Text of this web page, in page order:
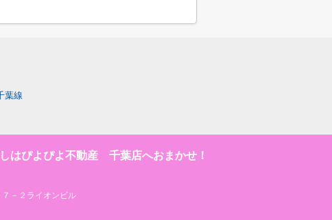
葉線
はぴよぴよ不動産 千葉店へおまかせ！
－２ライオンビル